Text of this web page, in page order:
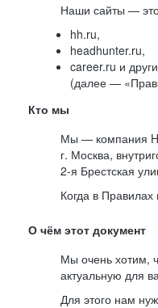
Наши сайты —
hh.ru,
headhunter.ru,
career.ru и
(далее —
Кто мы
Мы — компания
г. Москва,
2-я Брестская
Когда в
О чём этот документ
Мы очень хотим,
актуальную для
Для этого нам